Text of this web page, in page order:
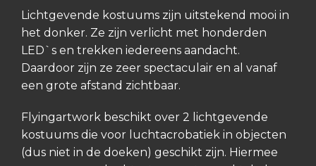
Lichtgevende kostuums zijn uitstekend mooi in
het donker. Ze zijn verlicht met honderden
LED`s en trekken iedereens aandacht.
Daardoor zijn ze zeer spectaculair en al vanaf
een grote afstand zichtbaar.
Flyingartwork beschikt over 2 lichtgevende
kostuums die voor luchtacrobatiek in objecten
(dus niet in de doeken) geschikt zijn. Hiermee